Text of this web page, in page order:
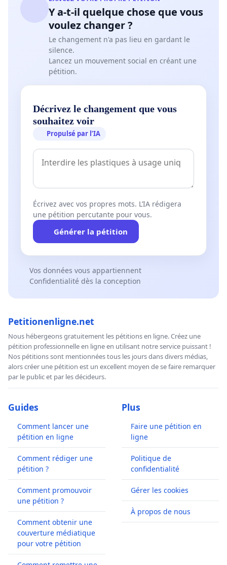
Y a-t-il quelque chose que vous
voulez changer ?
Le changement n'a pas lieu en gardant le
silence.
Lancez un mouvement social en créant une
pétition.
Décrivez le changement que vous
souhaitez voir
Propulsé par l’IA
Écrivez avec vos propres mots. L’IA rédigera
une pétition percutante pour vous.
Générer la pétition
Vos données vous appartiennent
Confidentialité dès la conception
Petitionenligne.net
Nous hébergeons gratuitement les pétitions en ligne. Créez une
pétition professionnelle en ligne en utilisant notre service puissant !
Nos pétitions sont mentionnées tous les jours dans divers médias,
alors créer une pétition est un excellent moyen de se faire remarquer
par le public et par les décideurs.
Guides
Comment lancer une
pétition en ligne
Comment rédiger une
pétition ?
Comment promouvoir
une pétition ?
Comment obtenir une
couverture médiatique
pour votre pétition
Plus
Faire une pétition en
ligne
Politique de
confidentialité
Gérer les cookies
À propos de nous